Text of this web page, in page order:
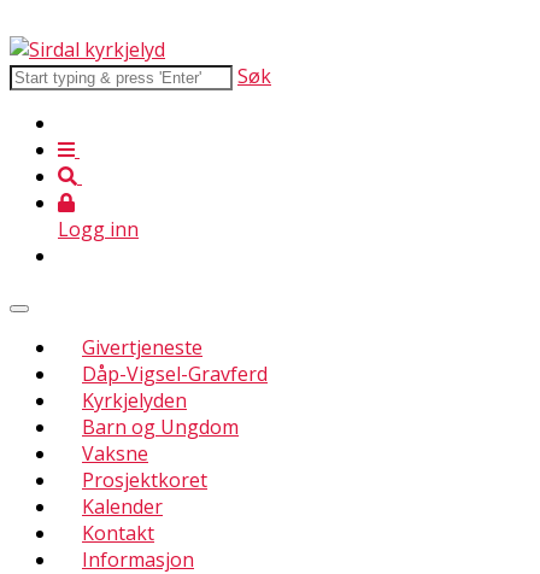
Søk
Logg inn
Givertjeneste
Dåp-Vigsel-Gravferd
Kyrkjelyden
Barn og Ungdom
Vaksne
Prosjektkoret
Kalender
Kontakt
Informasjon